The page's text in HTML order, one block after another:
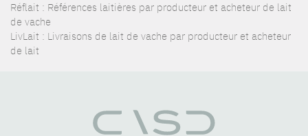
Réflait : Références laitières par producteur et acheteur de lait
de vache
LivLait : Livraisons de lait de vache par producteur et acheteur
de lait